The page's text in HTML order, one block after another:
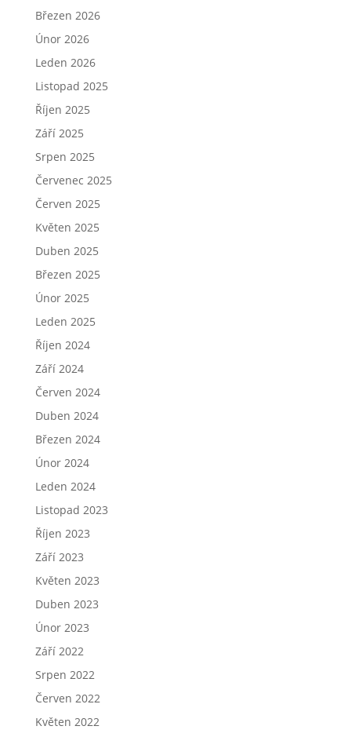
Březen 2026
Únor 2026
Leden 2026
Listopad 2025
Říjen 2025
Září 2025
Srpen 2025
Červenec 2025
Červen 2025
Květen 2025
Duben 2025
Březen 2025
Únor 2025
Leden 2025
Říjen 2024
Září 2024
Červen 2024
Duben 2024
Březen 2024
Únor 2024
Leden 2024
Listopad 2023
Říjen 2023
Září 2023
Květen 2023
Duben 2023
Únor 2023
Září 2022
Srpen 2022
Červen 2022
Květen 2022